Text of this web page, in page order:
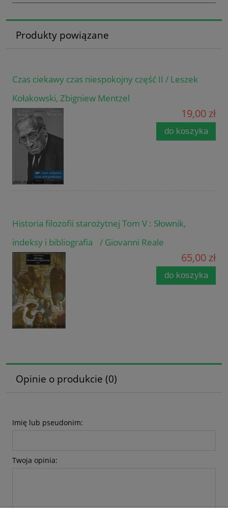
Produkty powiązane
Czas ciekawy czas niespokojny część II / Leszek
Kołakowski, Zbigniew Mentzel
19,00 zł
do koszyka
Historia filozofii starożytnej Tom V : Słownik,
indeksy i bibliografia / Giovanni Reale
65,00 zł
do koszyka
Opinie o produkcie (0)
Imię lub pseudonim:
Twoja opinia: